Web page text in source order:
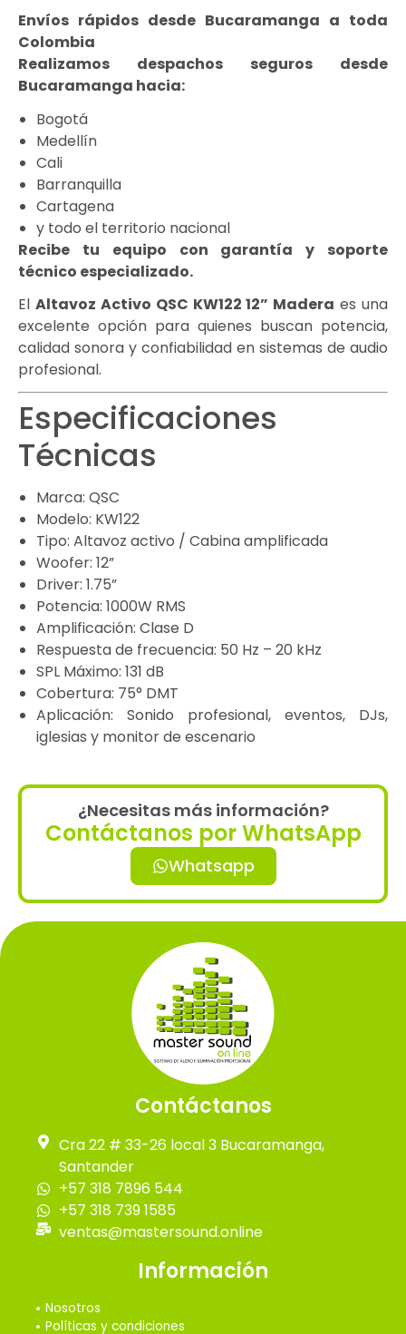
Envíos rápidos desde Bucaramanga a toda
Colombia
Realizamos despachos seguros desde
Bucaramanga hacia:
Bogotá
Medellín
Cali
Barranquilla
Cartagena
y todo el territorio nacional
Recibe tu equipo con garantía y soporte
técnico especializado.
El Altavoz Activo QSC KW122 12” Madera es una
excelente opción para quienes buscan potencia,
calidad sonora y confiabilidad en sistemas de audio
profesional.
Especificaciones
Técnicas
Marca: QSC
Modelo: KW122
Tipo: Altavoz activo / Cabina amplificada
Woofer: 12”
Driver: 1.75”
Potencia: 1000W RMS
Amplificación: Clase D
Respuesta de frecuencia: 50 Hz – 20 kHz
SPL Máximo: 131 dB
Cobertura: 75° DMT
Aplicación: Sonido profesional, eventos, DJs,
iglesias y monitor de escenario
¿Necesitas más información?
Contáctanos por WhatsApp
Whatsapp
Contáctanos
Cra 22 # 33-26 local 3 Bucaramanga,
Santander
+57 318 7896 544
+57 318 739 1585
ventas@mastersound.online
Información
Nosotros
Políticas y condiciones